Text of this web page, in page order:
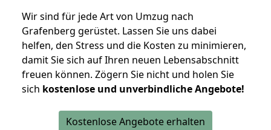
Wir sind für jede Art von Umzug nach
Grafenberg gerüstet. Lassen Sie uns dabei
helfen, den Stress und die Kosten zu minimieren,
damit Sie sich auf Ihren neuen Lebensabschnitt
freuen können. Zögern Sie nicht und holen Sie
sich kostenlose und unverbindliche Angebote!
Kostenlose Angebote erhalten